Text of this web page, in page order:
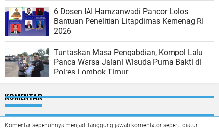
6 Dosen IAI Hamzanwadi Pancor Lolos
Bantuan Penelitian Litapdimas Kemenag RI
2026
Tuntaskan Masa Pengabdian, Kompol Lalu
Panca Warsa Jalani Wisuda Purna Bakti di
Polres Lombok Timur
KOMENTAR
Komentar sepenuhnya menjadi tanggung jawab komentator seperti diatur